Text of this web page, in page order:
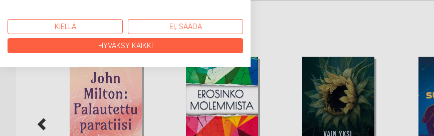
LISÄÄ KIRJOJA BoD:LLA
KIELLÄ EI, SÄÄDÄ
HYVÄKSY KAIKKI